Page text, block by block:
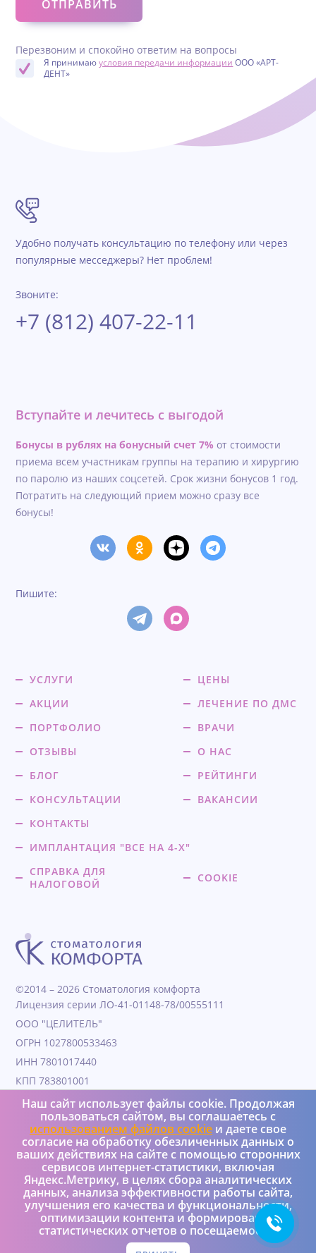
Перезвоним и спокойно ответим на вопросы
Я принимаюусловия передачи информации ООО «АРТ-
ДЕНТ»
Удобно получать консультацию по телефону или через
популярные месседжеры? Нет проблем!
Звоните:
+7 (812) 407-22-11
Наш сайт использует файлы cookie. Продолжая
пользоваться сайтом, вы соглашаетесь с
использованием файлов cookie и даете свое
согласие на обработку обезличенных данных о
ваших действиях на сайте с помощью сторонних
сервисов интернет-статистики, включая
Яндекс.Метрику, в целях сбора аналитических
данных, анализа эффективности работы сайта,
улучшения его качества и функциональности,
оптимизации контента и формирования
статистических отчетов о посещаемости.
Вступайте и лечитесь с выгодой
Бонусы в рублях на бонусный счет 7% от стоимости
приема всем участникам группы на терапию и хирургию
по паролю из наших соцсетей. Срок жизни бонусов 1 год.
Потратить на следующий прием можно сразу все
бонусы!
Пишите:
УСЛУГИ
ЦЕНЫ
АКЦИИ
ЛЕЧЕНИЕ ПО ДМС
ПОРТФОЛИО
ВРАЧИ
ОТЗЫВЫ
О НАС
БЛОГ
РЕЙТИНГИ
КОНСУЛЬТАЦИИ
ВАКАНСИИ
КОНТАКТЫ
ИМПЛАНТАЦИЯ "ВСЕ НА 4-Х"
СПРАВКА ДЛЯ
НАЛОГОВОЙ
COOKIE
©2014 – 2026 Стоматология комфорта
Лицензия серии ЛО-41-01148-78/00555111
ООО "ЦЕЛИТЕЛЬ"
ОГРН 1027800533463
ИНН 7801017440
КПП 783801001
Дата образования 04.11.1991
Юридический адрес 190000, Г.Санкт-петербург, ул
Гороховая, д. 25, литера а, пом 4Н
+7 (950) 037-08-73
Реализация и интеграция – Versus Ltd
Политика конфиденциальности